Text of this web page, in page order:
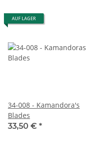
AUF LAGER
34-008 - Kamandora's
Blades
33,50 € *